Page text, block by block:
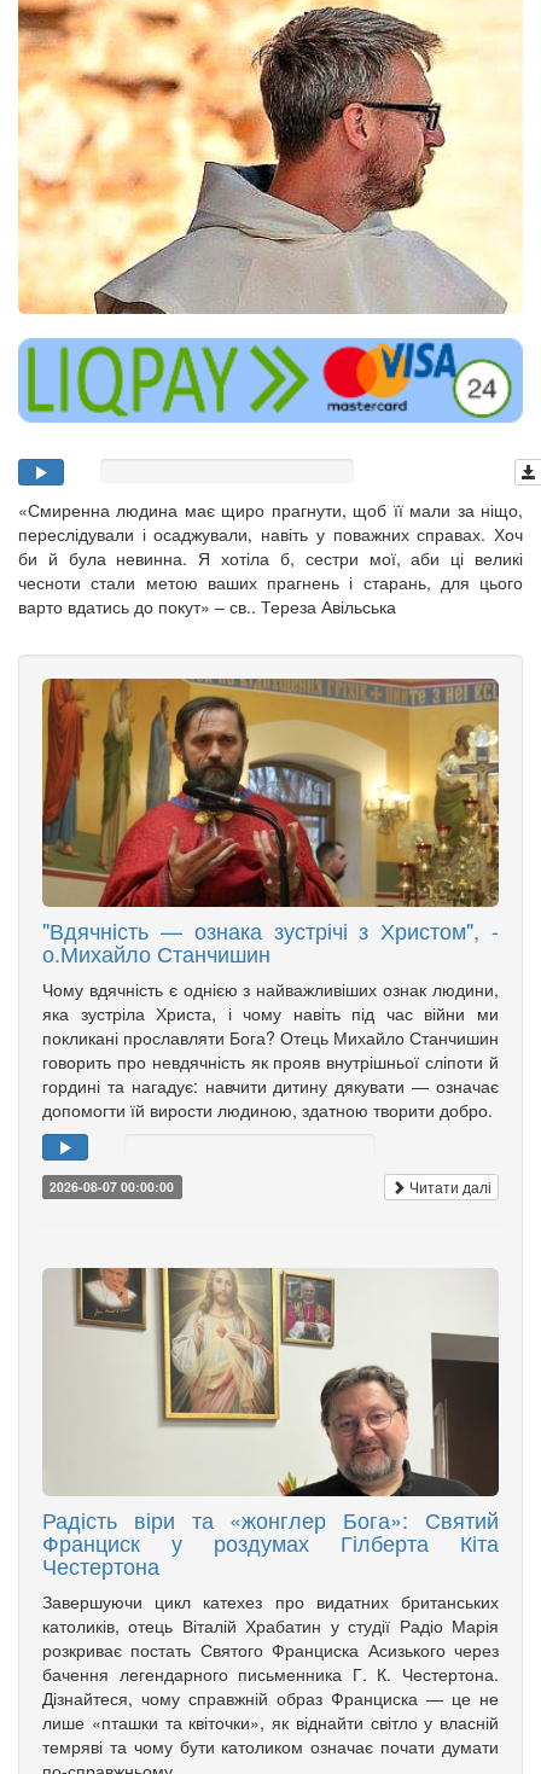
«Смиренна людина має щиро прагнути, щоб її мали за ніщо,
переслідували і осаджували, навіть у поважних справах. Хоч
би й була невинна. Я хотіла б, сестри мої, аби ці великі
чесноти стали метою ваших прагнень і старань, для цього
варто вдатись до покут» – св.. Тереза Авільська
"Вдячність — ознака зустрічі з Христом", -
о.Михайло Станчишин
Чому вдячність є однією з найважливіших ознак людини,
яка зустріла Христа, і чому навіть під час війни ми
покликані прославляти Бога? Отець Михайло Станчишин
говорить про невдячність як прояв внутрішньої сліпоти й
гордині та нагадує: навчити дитину дякувати — означає
допомогти їй вирости людиною, здатною творити добро.
2026-08-07 00:00:00 Читати далі
Радість віри та «жонглер Бога»: Святий
Франциск у роздумах Гілберта Кіта
Честертона
Завершуючи цикл катехез про видатних британських
католиків, отець Віталій Храбатин у студії Радіо Марія
розкриває постать Святого Франциска Асизького через
бачення легендарного письменника Г. К. Честертона.
Дізнайтеся, чому справжній образ Франциска — це не
лише «пташки та квіточки», як віднайти світло у власній
темряві та чому бути католиком означає почати думати